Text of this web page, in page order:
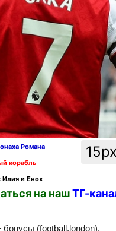
15px
Романа
корабль
Илия и Енох
на нашТГ-
(football.london).